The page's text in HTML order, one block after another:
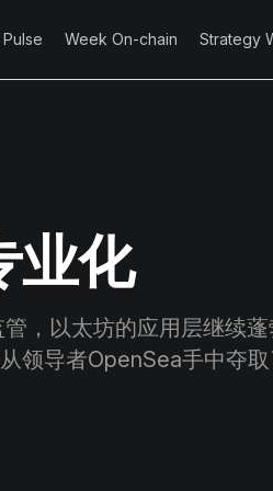
Week On-chain Strategy
业化
，以太坊的应用层继续
领导者OpenSea手中夺